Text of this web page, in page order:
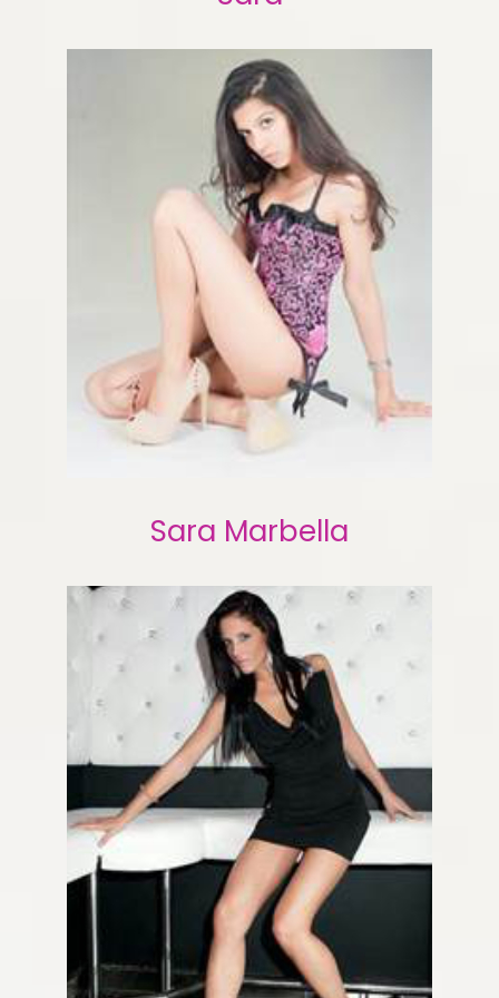
Sara Marbella